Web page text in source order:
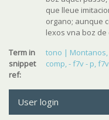
que lleue
organo; aunque
lexos vna boz de
Term in
snippet
ref:
tono | Montanos,
comp, - f7v - p, f7v
User login